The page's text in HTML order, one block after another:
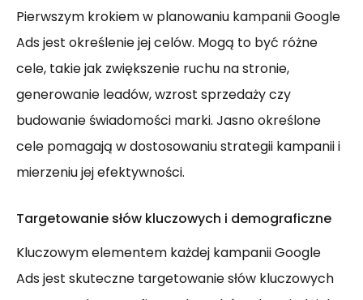
Pierwszym krokiem w planowaniu kampanii Google
Ads jest określenie jej celów. Mogą to być różne
cele, takie jak zwiększenie ruchu na stronie,
generowanie leadów, wzrost sprzedaży czy
budowanie świadomości marki. Jasno określone
cele pomagają w dostosowaniu strategii kampanii i
mierzeniu jej efektywności.
Targetowanie słów kluczowych i demograficzne
Kluczowym elementem każdej kampanii Google
Ads jest skuteczne targetowanie słów kluczowych